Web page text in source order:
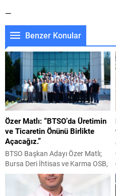
—
Benzer Konular
Özer Matlı: “BTSO’da Üretimin
ve Ticaretin Önünü Birlikte
Açacağız.”
BTSO Başkan Adayı Özer Matlı;
Bursa Deri İhtisas ve Karma OSB,
HOSAB, TOSAB, Kayapa OSB ve
ÇASİAD’ı ziyaret ederek
sanayicilerle bir araya geldi.